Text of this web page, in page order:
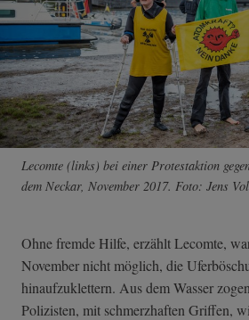
Lecomte (links) bei einer Protestaktion
dem Neckar, November 2017. Foto: Jens
Ohne fremde Hilfe, erzählt Lecomte,
November nicht möglich, die
hinaufzuklettern. Aus dem Wasser
Polizisten, mit schmerzhaften Griffen,